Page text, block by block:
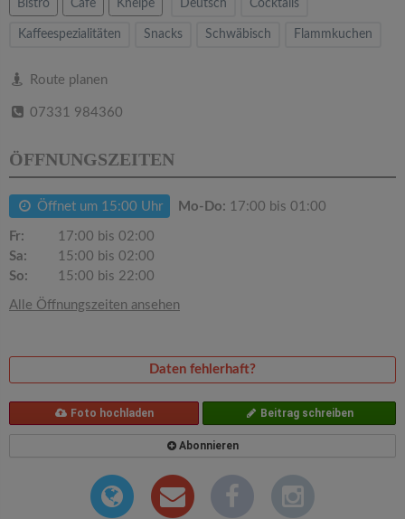
Bistro Cafe Kneipe Deutsch Cocktails
Kaffeespezialitäten Snacks Schwäbisch Flammkuchen
Route planen
07331 984360
ÖFFNUNGSZEITEN
Öffnet um 15:00 Uhr Mo-Do: 17:00 bis 01:00
Fr:
17:00 bis 02:00
Sa:
15:00 bis 02:00
So:
15:00 bis 22:00
Alle Öffnungszeiten ansehen
Daten fehlerhaft?
Foto hochladen Beitrag schreiben
Abonnieren
t